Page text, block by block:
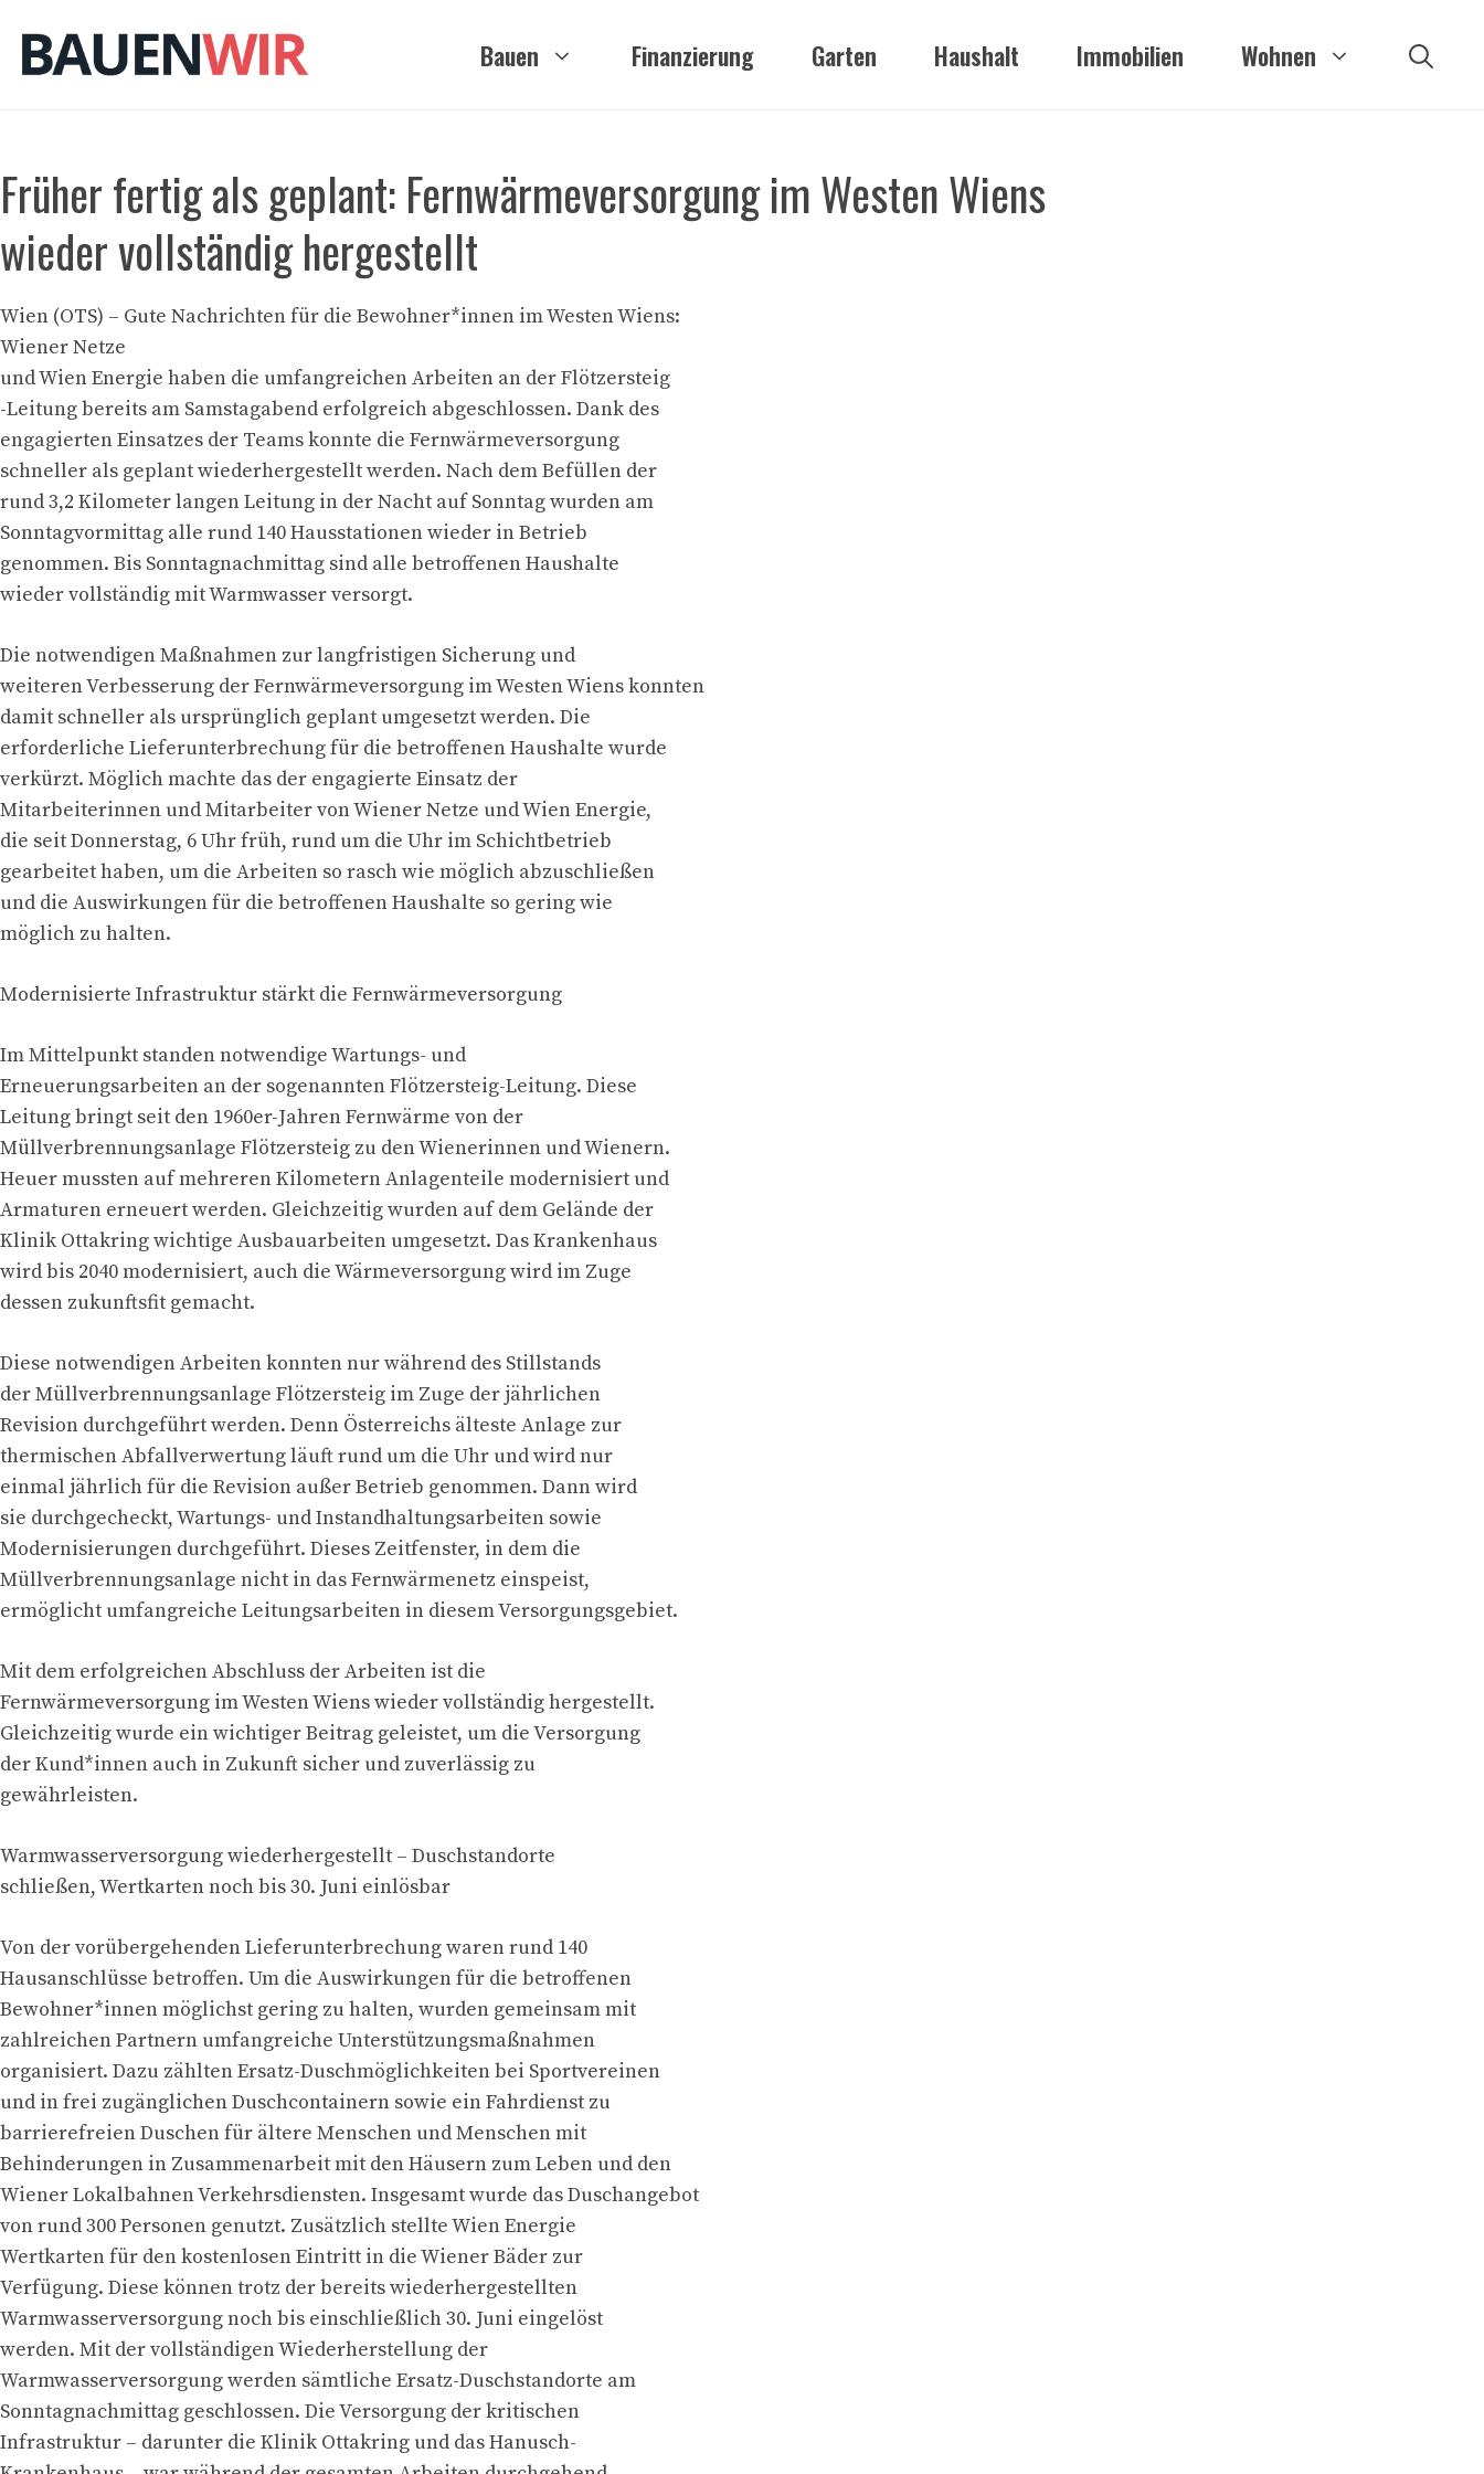
Inhalt
springen
Bauen Finanzierung Garten Haushalt Immobilien Wohnen
Früher fertig als geplant: Fernwärmeversorgung im Westen Wiens
wieder vollständig hergestellt
Wien (OTS) – Gute Nachrichten für die Bewohner*innen im Westen Wiens:
Wiener Netze
und Wien Energie haben die umfangreichen Arbeiten an der Flötzersteig
-Leitung bereits am Samstagabend erfolgreich abgeschlossen. Dank des
engagierten Einsatzes der Teams konnte die Fernwärmeversorgung
schneller als geplant wiederhergestellt werden. Nach dem Befüllen der
rund 3,2 Kilometer langen Leitung in der Nacht auf Sonntag wurden am
Sonntagvormittag alle rund 140 Hausstationen wieder in Betrieb
genommen. Bis Sonntagnachmittag sind alle betroffenen Haushalte
wieder vollständig mit Warmwasser versorgt.
Die notwendigen Maßnahmen zur langfristigen Sicherung und
weiteren Verbesserung der Fernwärmeversorgung im Westen Wiens konnten
damit schneller als ursprünglich geplant umgesetzt werden. Die
erforderliche Lieferunterbrechung für die betroffenen Haushalte wurde
verkürzt. Möglich machte das der engagierte Einsatz der
Mitarbeiterinnen und Mitarbeiter von Wiener Netze und Wien Energie,
die seit Donnerstag, 6 Uhr früh, rund um die Uhr im Schichtbetrieb
gearbeitet haben, um die Arbeiten so rasch wie möglich abzuschließen
und die Auswirkungen für die betroffenen Haushalte so gering wie
möglich zu halten.
Modernisierte Infrastruktur stärkt die Fernwärmeversorgung
Im Mittelpunkt standen notwendige Wartungs- und
Erneuerungsarbeiten an der sogenannten Flötzersteig-Leitung. Diese
Leitung bringt seit den 1960er-Jahren Fernwärme von der
Müllverbrennungsanlage Flötzersteig zu den Wienerinnen und Wienern.
Heuer mussten auf mehreren Kilometern Anlagenteile modernisiert und
Armaturen erneuert werden. Gleichzeitig wurden auf dem Gelände der
Klinik Ottakring wichtige Ausbauarbeiten umgesetzt. Das Krankenhaus
wird bis 2040 modernisiert, auch die Wärmeversorgung wird im Zuge
dessen zukunftsfit gemacht.
Diese notwendigen Arbeiten konnten nur während des Stillstands
der Müllverbrennungsanlage Flötzersteig im Zuge der jährlichen
Revision durchgeführt werden. Denn Österreichs älteste Anlage zur
thermischen Abfallverwertung läuft rund um die Uhr und wird nur
einmal jährlich für die Revision außer Betrieb genommen. Dann wird
sie durchgecheckt, Wartungs- und Instandhaltungsarbeiten sowie
Modernisierungen durchgeführt. Dieses Zeitfenster, in dem die
Müllverbrennungsanlage nicht in das Fernwärmenetz einspeist,
ermöglicht umfangreiche Leitungsarbeiten in diesem Versorgungsgebiet.
Mit dem erfolgreichen Abschluss der Arbeiten ist die
Fernwärmeversorgung im Westen Wiens wieder vollständig hergestellt.
Gleichzeitig wurde ein wichtiger Beitrag geleistet, um die Versorgung
der Kund*innen auch in Zukunft sicher und zuverlässig zu
gewährleisten.
Warmwasserversorgung wiederhergestellt – Duschstandorte
schließen, Wertkarten noch bis 30. Juni einlösbar
Von der vorübergehenden Lieferunterbrechung waren rund 140
Hausanschlüsse betroffen. Um die Auswirkungen für die betroffenen
Bewohner*innen möglichst gering zu halten, wurden gemeinsam mit
zahlreichen Partnern umfangreiche Unterstützungsmaßnahmen
organisiert. Dazu zählten Ersatz-Duschmöglichkeiten bei Sportvereinen
und in frei zugänglichen Duschcontainern sowie ein Fahrdienst zu
barrierefreien Duschen für ältere Menschen und Menschen mit
Behinderungen in Zusammenarbeit mit den Häusern zum Leben und den
Wiener Lokalbahnen Verkehrsdiensten. Insgesamt wurde das Duschangebot
von rund 300 Personen genutzt. Zusätzlich stellte Wien Energie
Wertkarten für den kostenlosen Eintritt in die Wiener Bäder zur
Verfügung. Diese können trotz der bereits wiederhergestellten
Warmwasserversorgung noch bis einschließlich 30. Juni eingelöst
werden. Mit der vollständigen Wiederherstellung der
Warmwasserversorgung werden sämtliche Ersatz-Duschstandorte am
Sonntagnachmittag geschlossen. Die Versorgung der kritischen
Infrastruktur – darunter die Klinik Ottakring und das Hanusch-